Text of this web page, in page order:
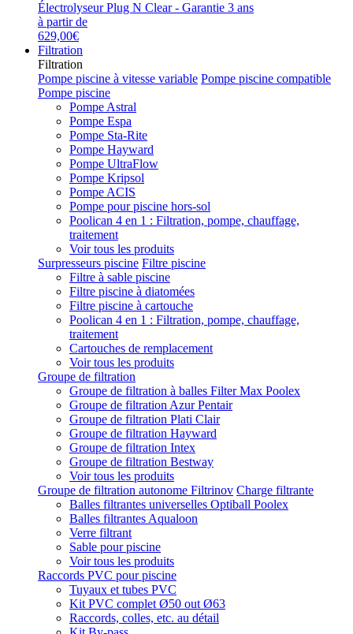
Électrolyseur Plug N Clear - Garantie 3 ans
à partir de
629,00€
Filtration
Filtration
Pompe piscine à vitesse variable Pompe piscine compatible
Pompe piscine
Pompe Astral
Pompe Espa
Pompe Sta-Rite
Pompe Hayward
Pompe UltraFlow
Pompe Kripsol
Pompe ACIS
Pompe pour piscine hors-sol
Poolican 4 en 1 : Filtration, pompe, chauffage,
traitement
Voir tous les produits
Surpresseurs piscine Filtre piscine
Filtre à sable piscine
Filtre piscine à diatomées
Filtre piscine à cartouche
Poolican 4 en 1 : Filtration, pompe, chauffage,
traitement
Cartouches de remplacement
Voir tous les produits
Groupe de filtration
Groupe de filtration à balles Filter Max Poolex
Groupe de filtration Azur Pentair
Groupe de filtration Plati Clair
Groupe de filtration Hayward
Groupe de filtration Intex
Groupe de filtration Bestway
Voir tous les produits
Groupe de filtration autonome Filtrinov Charge filtrante
Balles filtrantes universelles Optiball Poolex
Balles filtrantes Aqualoon
Verre filtrant
Sable pour piscine
Voir tous les produits
Raccords PVC pour piscine
Tuyaux et tubes PVC
Kit PVC complet Ø50 out Ø63
Raccords, colles, etc. au détail